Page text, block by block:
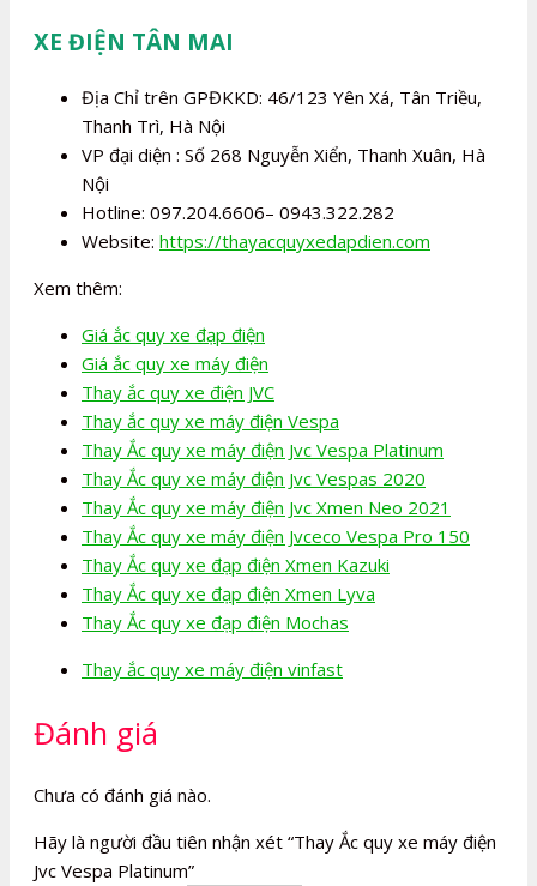
XE ĐIỆN TÂN MAI
Địa Chỉ trên GPĐKKD: 46/123 Yên Xá, Tân Triều,
Thanh Trì, Hà Nội
VP đại diện : Số 268 Nguyễn Xiển, Thanh Xuân, Hà
Nội
Hotline: 097.204.6606– 0943.322.282
Website: https://thayacquyxedapdien.com
Xem thêm:
Giá ắc quy xe đạp điện
Giá ắc quy xe máy điện
Thay ắc quy xe điện JVC
Thay ắc quy xe máy điện Vespa
Thay Ắc quy xe máy điện Jvc Vespa Platinum
Thay Ắc quy xe máy điện Jvc Vespas 2020
Thay Ắc quy xe máy điện Jvc Xmen Neo 2021
Thay Ắc quy xe máy điện Jvceco Vespa Pro 150
Thay Ắc quy xe đạp điện Xmen Kazuki
Thay Ắc quy xe đạp điện Xmen Lyva
Thay Ắc quy xe đạp điện Mochas
Thay ắc quy xe máy điện vinfast
Đánh giá
Chưa có đánh giá nào.
Hãy là người đầu tiên nhận xét “Thay Ắc quy xe máy điện
Jvc Vespa Platinum”